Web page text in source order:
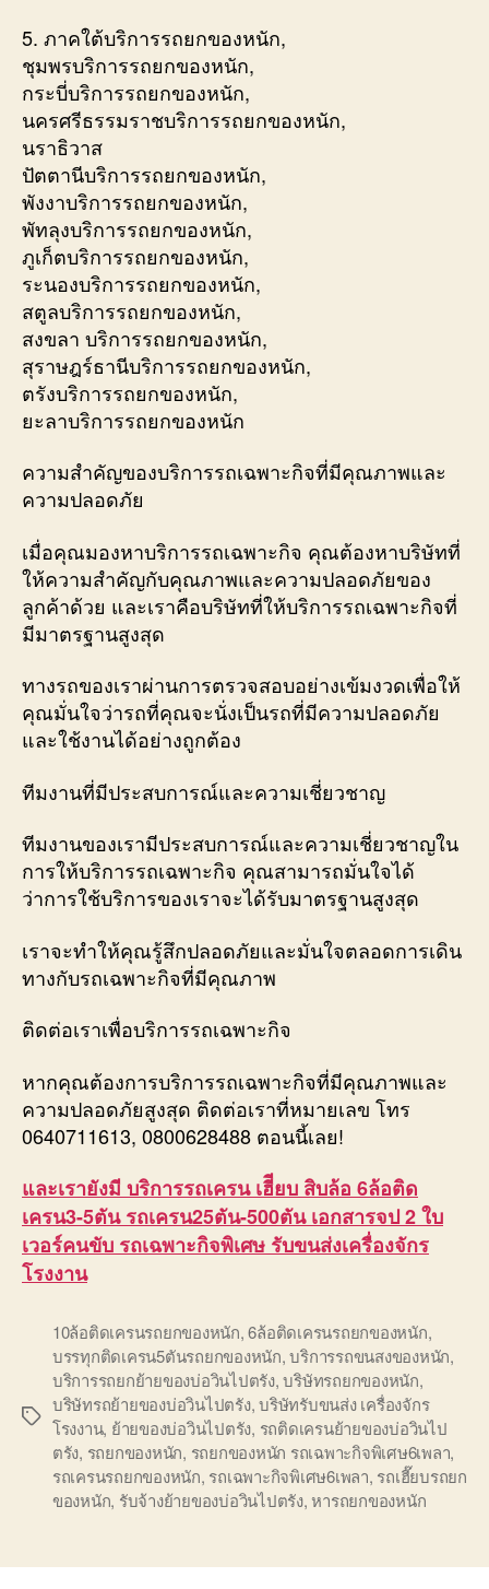
5. ภาคใต้บริการรถยกของหนัก,
ชุมพรบริการรถยกของหนัก,
กระบี่บริการรถยกของหนัก,
นครศรีธรรมราชบริการรถยกของหนัก,
นราธิวาส
ปัตตานีบริการรถยกของหนัก,
พังงาบริการรถยกของหนัก,
พัทลุงบริการรถยกของหนัก,
ภูเก็ตบริการรถยกของหนัก,
ระนองบริการรถยกของหนัก,
สตูลบริการรถยกของหนัก,
สงขลา บริการรถยกของหนัก,
สุราษฎร์ธานีบริการรถยกของหนัก,
ตรังบริการรถยกของหนัก,
ยะลาบริการรถยกของหนัก
ความสำคัญของบริการรถเฉพาะกิจที่มีคุณภาพและ
ความปลอดภัย
เมื่อคุณมองหาบริการรถเฉพาะกิจ คุณต้องหาบริษัทที่
ให้ความสำคัญกับคุณภาพและความปลอดภัยของ
ลูกค้าด้วย และเราคือบริษัทที่ให้บริการรถเฉพาะกิจที่
มีมาตรฐานสูงสุด
ทางรถของเราผ่านการตรวจสอบอย่างเข้มงวดเพื่อให้
คุณมั่นใจว่ารถที่คุณจะนั่งเป็นรถที่มีความปลอดภัย
และใช้งานได้อย่างถูกต้อง
ทีมงานที่มีประสบการณ์และความเชี่ยวชาญ
ทีมงานของเรามีประสบการณ์และความเชี่ยวชาญใน
การให้บริการรถเฉพาะกิจ คุณสามารถมั่นใจได้
ว่าการใช้บริการของเราจะได้รับมาตรฐานสูงสุด
เราจะทำให้คุณรู้สึกปลอดภัยและมั่นใจตลอดการเดิน
ทางกับรถเฉพาะกิจที่มีคุณภาพ
ติดต่อเราเพื่อบริการรถเฉพาะกิจ
หากคุณต้องการบริการรถเฉพาะกิจที่มีคุณภาพและ
ความปลอดภัยสูงสุด ติดต่อเราที่หมายเลข โทร
0640711613, 0800628488 ตอนนี้เลย!
และเรายังมี บริการรถเครน เฮีียบ สิบล้อ 6ล้อติด
เครน3-5ตัน รถเครน25ตัน-500ตัน เอกสารจป 2 ใบ
เวอร์คนขับ รถเฉพาะกิจพิเศษ รับขนส่งเครื่องจักร
โรงงาน
Tags
10ล้อติดเครนรถยกของหนัก,6ล้อติดเครนรถยกของหนัก,
บรรทุกติดเครน5ตันรถยกของหนัก,บริการรถขนสงของหนัก,
บริการรถยกย้ายของบ่อวินไปตรัง,บริษัทรถยกของหนัก,
บริษัทรถย้ายของบ่อวินไปตรัง,บริษัทรับขนส่ง เครื่องจักร
โรงงาน, ย้ายของบ่อวินไปตรัง, รถติดเครนย้ายของบ่อวินไป
ตรัง, รถยกของหนัก, รถยกของหนัก รถเฉพาะกิจพิเศษ6เพลา,
รถเครนรถยกของหนัก, รถเฉพาะกิจพิเศษ6เพลา, รถเฮี๊ยบรถยก
ของหนัก, รับจ้างย้ายของบ่อวินไปตรัง,หารถยกของหนัก